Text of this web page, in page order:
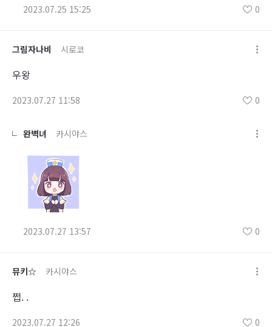
2023.07.25 15:25 0
그림자나비 시로코
우왕
2023.07.27 11:58 0
완벽녀 카시야스
2023.07.27 13:57 0
뮤키☆ 카시야스
쩝. .
2023.07.27 12:26 0